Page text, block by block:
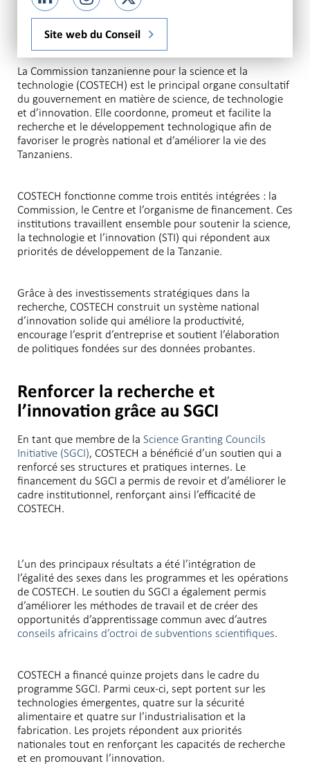
Site web du Conseil
La Commission tanzanienne pour la science et la
technologie (COSTECH) est le principal organe consultatif
du gouvernement en matière de science, de technologie
et d’innovation. Elle coordonne, promeut et facilite la
recherche et le développement technologique afin de
favoriser le progrès national et d’améliorer la vie des
Tanzaniens.
COSTECH fonctionne comme trois entités intégrées : la
Commission, le Centre et l’organisme de financement. Ces
institutions travaillent ensemble pour soutenir la science,
la technologie et l’innovation (STI) qui répondent aux
priorités de développement de la Tanzanie.
Grâce à des investissements stratégiques dans la
recherche, COSTECH construit un système national
d’innovation solide qui améliore la productivité,
encourage l’esprit d’entreprise et soutient l’élaboration
de politiques fondées sur des données probantes.
Renforcer la recherche et
l’innovation grâce au SGCI
En tant que membre de la Science Granting Councils
Initiative (SGCI), COSTECH a bénéficié d’un soutien qui a
renforcé ses structures et pratiques internes. Le
financement du SGCI a permis de revoir et d’améliorer le
cadre institutionnel, renforçant ainsi l’efficacité de
COSTECH.
L’un des principaux résultats a été l’intégration de
l’égalité des sexes dans les programmes et les opérations
de COSTECH. Le soutien du SGCI a également permis
d’améliorer les méthodes de travail et de créer des
opportunités d’apprentissage commun avec d’autres
conseils africains d’octroi de subventions scientifiques.
COSTECH a financé quinze projets dans le cadre du
programme SGCI. Parmi ceux-ci, sept portent sur les
technologies émergentes, quatre sur la sécurité
alimentaire et quatre sur l’industrialisation et la
fabrication. Les projets répondent aux priorités
nationales tout en renforçant les capacités de recherche
et en promouvant l’innovation.